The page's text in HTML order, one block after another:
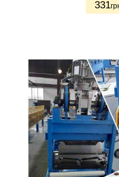
Бежевий
Сірий 8
Банан 1
Лимон 1
Капучіно 1
Зелений 1
331